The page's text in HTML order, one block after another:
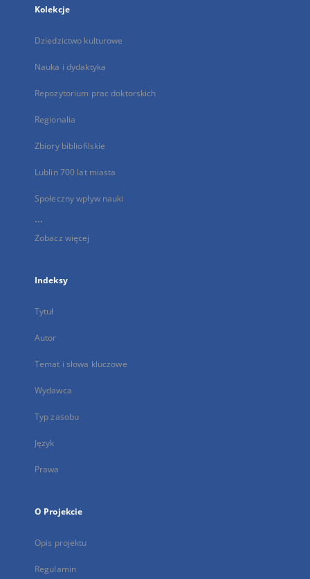
Kolekcje
Dziedzictwo kulturowe
Nauka i dydaktyka
Repozytorium prac doktorskich
Regionalia
Zbiory bibliofilskie
Lublin 700 lat miasta
Społeczny wpływ nauki
...
Zobacz więcej
Indeksy
Tytuł
Autor
Temat i słowa kluczowe
Wydawca
Typ zasobu
Język
Prawa
O Projekcie
Opis projektu
Regulamin